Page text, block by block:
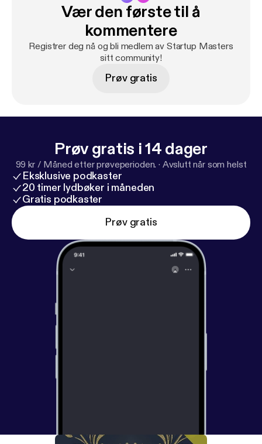
#StartupMasters!Vær den første til å
kommentere
Registrer deg nå og bli medlem av Startup Masters
sitt community!
Prøv gratis
Prøv gratis i 14 dager
99 kr / Måned etter prøveperioden. · Avslutt når som helst
Eksklusive podkaster
20 timer lydbøker i måneden
Gratis podkaster
Prøv gratis